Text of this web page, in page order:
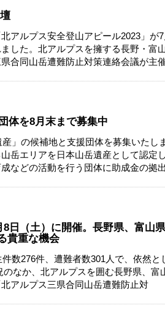
アルプス安全登山アピール2023」が7
した。北アルプスを擁する長野・富
合同山岳遭難防止対策連絡会議が主催
体を8月末まで募集中
」の候補地と支援団体を募集いたし
岳エリアを日本山岳遺産として認定
などの活動を行う団体に助成金の拠
8日（土）に開催。長野県、富山
貴重な機会
数276件、遭難者数301人で、依然と
なか、北アルプスを囲む長野県、富
アルプス三県合同山岳遭難防止対